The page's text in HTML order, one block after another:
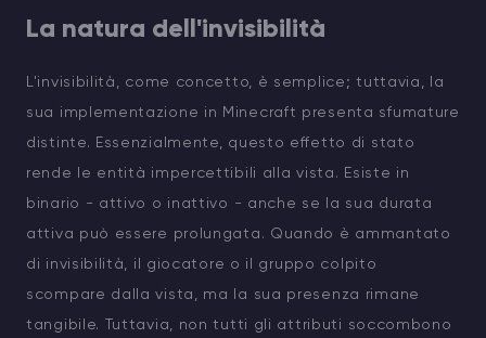
La natura dell'invisibilità
L'invisibilità, come concetto, è semplice; tuttavia, la
sua implementazione in Minecraft presenta sfumature
distinte. Essenzialmente, questo effetto di stato
rende le entità impercettibili alla vista. Esiste in
binario - attivo o inattivo - anche se la sua durata
attiva può essere prolungata. Quando è ammantato
di invisibilità, il giocatore o il gruppo colpito
scompare dalla vista, ma la sua presenza rimane
tangibile. Tuttavia, non tutti gli attributi soccombono